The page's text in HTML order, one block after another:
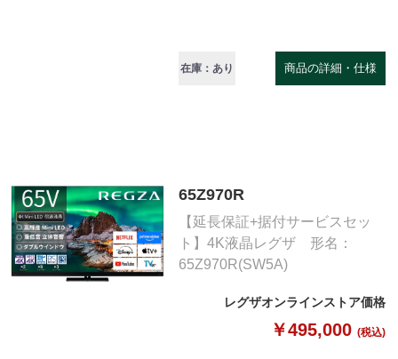
在庫：あり 商品の詳細・仕様
65Z970R
【延長保証+据付サービスセッ
ト】4K液晶レグザ 形名：
65Z970R(SW5A)
レグザオンラインストア価格
￥495,000 (税込)